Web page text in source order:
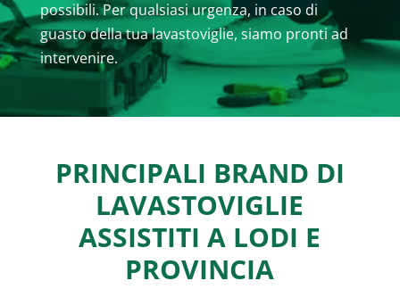
possibili. Per qualsiasi urgenza, in caso di
guasto della tua lavastoviglie, siamo pronti ad
intervenire.
PRINCIPALI BRAND DI
LAVASTOVIGLIE
ASSISTITI A LODI E
PROVINCIA